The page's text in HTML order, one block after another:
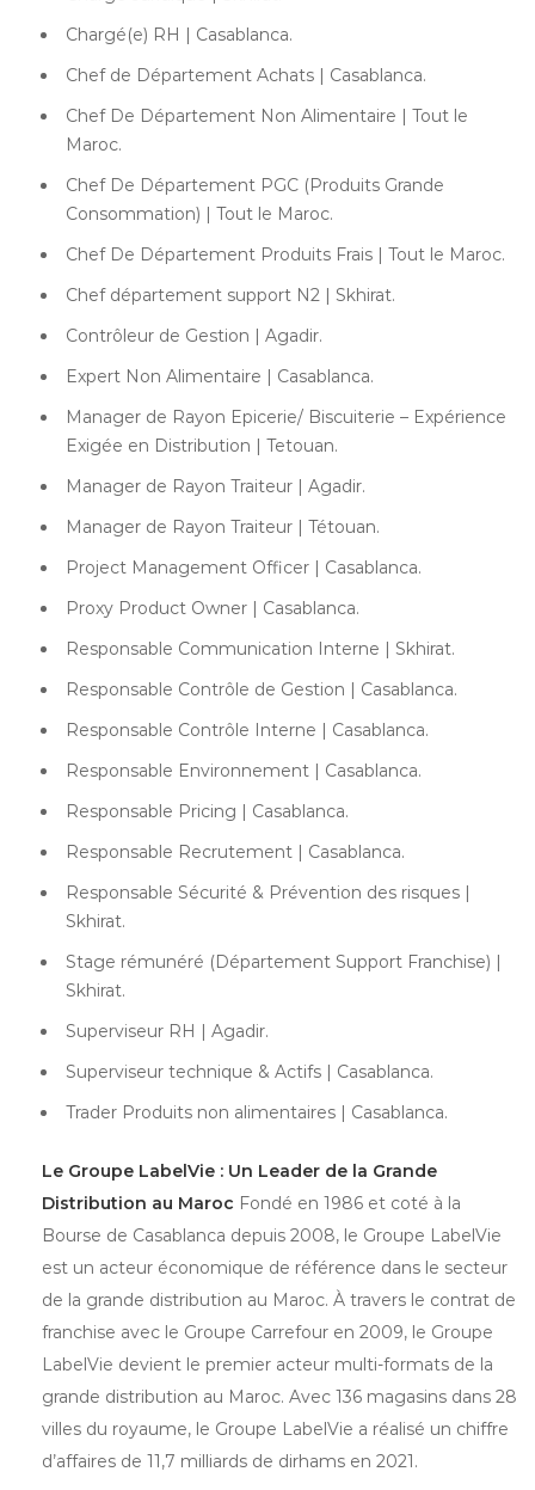
Chargé(e) RH | Casablanca.
Chef de Département Achats | Casablanca.
Chef De Département Non Alimentaire | Tout le
Maroc.
Chef De Département PGC (Produits Grande
Consommation) | Tout le Maroc.
Chef De Département Produits Frais | Tout le Maroc.
Chef département support N2 | Skhirat.
Contrôleur de Gestion | Agadir.
Expert Non Alimentaire | Casablanca.
Manager de Rayon Epicerie/ Biscuiterie – Expérience
Exigée en Distribution | Tetouan.
Manager de Rayon Traiteur | Agadir.
Manager de Rayon Traiteur | Tétouan.
Project Management Officer | Casablanca.
Proxy Product Owner | Casablanca.
Responsable Communication Interne | Skhirat.
Responsable Contrôle de Gestion | Casablanca.
Responsable Contrôle Interne | Casablanca.
Responsable Environnement | Casablanca.
Responsable Pricing | Casablanca.
Responsable Recrutement | Casablanca.
Responsable Sécurité & Prévention des risques |
Skhirat.
Stage rémunéré (Département Support Franchise) |
Skhirat.
Superviseur RH | Agadir.
Superviseur technique & Actifs | Casablanca.
Trader Produits non alimentaires | Casablanca.
Le Groupe LabelVie : Un Leader de la Grande
Distribution au Maroc Fondé en 1986 et coté à la
Bourse de Casablanca depuis 2008, le Groupe LabelVie
est un acteur économique de référence dans le secteur
de la grande distribution au Maroc. À travers le contrat de
franchise avec le Groupe Carrefour en 2009, le Groupe
LabelVie devient le premier acteur multi-formats de la
grande distribution au Maroc. Avec 136 magasins dans 28
villes du royaume, le Groupe LabelVie a réalisé un chiffre
d’affaires de 11,7 milliards de dirhams en 2021.